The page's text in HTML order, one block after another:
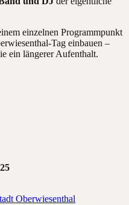
einzelnen Programmpunkt
Tag einbauen –
ein längerer Aufenthalt.
Oberwiesenthal